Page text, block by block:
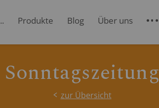
Produkte Blog Über uns S
Sonntagszeitung
zur Übersicht